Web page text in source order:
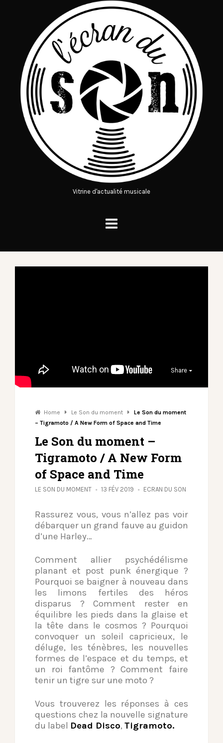
Vitrine d'actualité musicale
Share
Home Le Son du moment
Le Son du moment
– Tigramoto / A New Form of Space and Time
Le Son du moment –
Tigramoto / A New Form
of Space and Time
LE SON DU MOMENT 13 FÉV 2019 ECRAN DU SON
Rassurez vous, vous n’allez pas voir
débarquer un grand fauve au guidon
d’une Harley…
Comment allier psychédélisme
planant et post punk énergique ?
Pourquoi se baigner à nouveau dans
les limons fertiles des héros
disparus ? Comment rester en
équilibre les pieds dans la glaise et
la tête dans le cosmos ? Pourquoi
convoquer un soleil capricieux, le
déluge, les ténèbres, les nouvelles
formes de l’espace et du temps, et
un roi fantôme ? Comment faire
tenir un tigre sur une moto ?
Vous trouverez les réponses à ces
questions chez la nouvelle signature
du label Dead Disco, Tigramoto.